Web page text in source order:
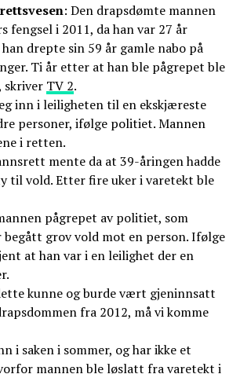
: Den drapsdømte mannen
fengsel i 2011, da han var 27 år
drepte sin 59 år gamle nabo på
Ti år etter at han ble pågrepet ble
skriver TV 2.
inn i leiligheten til en ekskjæreste
personer, ifølge politiet. Mannen
i retten.
mente da at 39-åringen hadde
til vold. Etter fire uker i varetekt ble
pågrepet av politiet, som
begått grov vold mot en person. Ifølge
at han var i en leilighet der en
kunne og burde vært gjeninnsatt
fra 2012, må vi komme
i saken i sommer, og har ikke et
mannen ble løslatt fra varetekt i